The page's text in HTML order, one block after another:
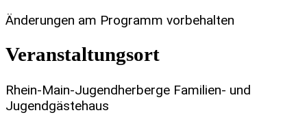
Änderungen am Programm vorbehalten
Veranstaltungsort
Rhein-Main-Jugendherberge Familien- und
Jugendgästehaus